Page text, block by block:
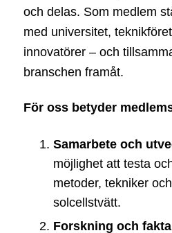
och delas. Som medlem
med universitet,
innovatörer – och
branschen framåt.
För oss betyder
Samarbete och
möjlighet att testa
metoder, tekniker
solcellstvätt.
Forskning och fakta